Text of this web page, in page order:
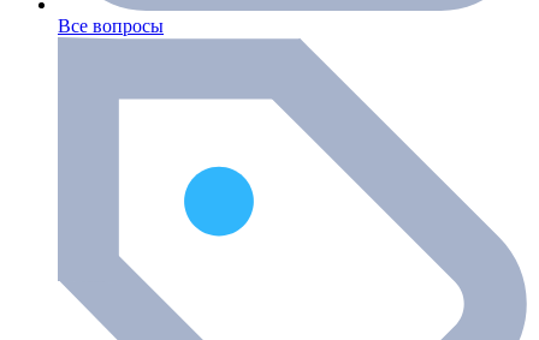
Все вопросы